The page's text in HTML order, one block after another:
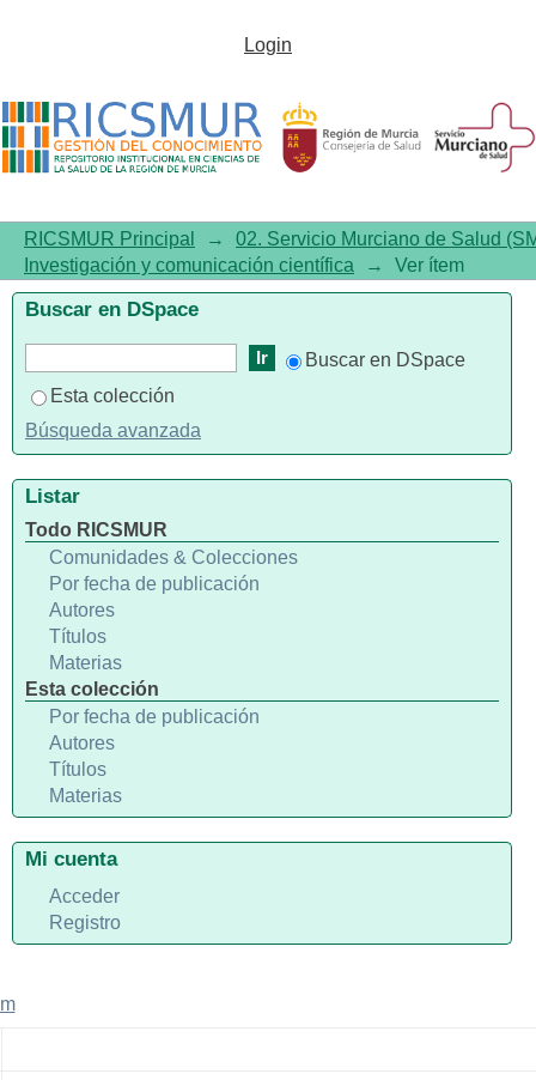
Frequency of five unusual
COVID-19: results of the UMC-
19-S1
Login
RICSMUR Principal →
02. Servicio Murciano de Salud
Investigación y comunicación científica
→ Ver ítem
Buscar en DSpace
Buscar en DSpace
Esta colección
Búsqueda avanzada
Listar
Todo RICSMUR
Comunidades & Colecciones
Por fecha de publicación
Autores
Títulos
Materias
Esta colección
Por fecha de publicación
Autores
Títulos
Materias
Mi cuenta
Acceder
Registro